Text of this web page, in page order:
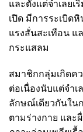
และตั้งแต่จำเลยเ
เปิด มีการระเบิด
แรงสั่นสะเทือน แ
กระแสลม
สมาชิกกลุ่มเกิดค
ต่อเนื่องนับแต่จำเ
ลักษณ์เดียวกันใน
ตามร่างกาย แล